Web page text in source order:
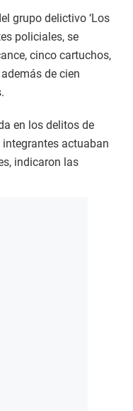
grupo delictivo ‘Los
policiales, se
cinco cartuchos,
de cien
en los delitos de
actuaban
indicaron las